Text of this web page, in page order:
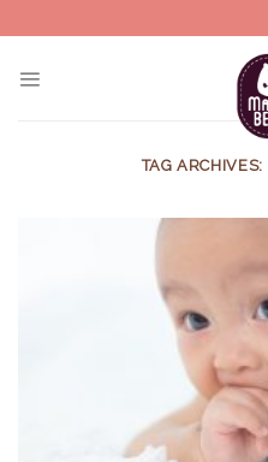
to
TAG ARCHIVES: